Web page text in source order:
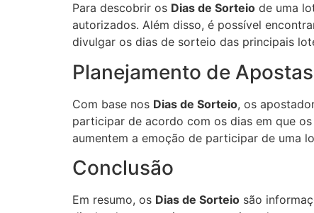
Para descobrir os Dias de Sorteio de uma
autorizados. Além disso, é possível
divulgar os dias de sorteio das principais
Planejamento de Apostas
Com base nos Dias de Sorteio, os
participar de acordo com os dias em que
aumentem a emoção de participar de uma
Conclusão
Em resumo, os Dias de Sorteio são